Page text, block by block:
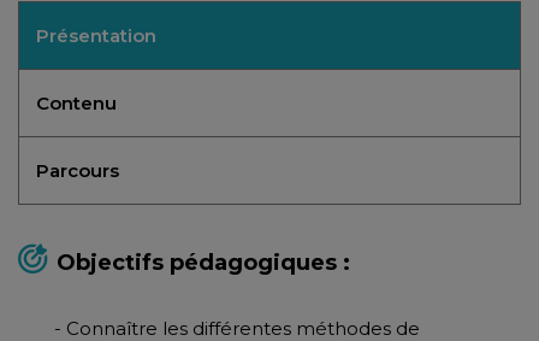
Présentation
Contenu
Parcours
Objectifs pédagogiques :
- Connaître les différentes méthodes de